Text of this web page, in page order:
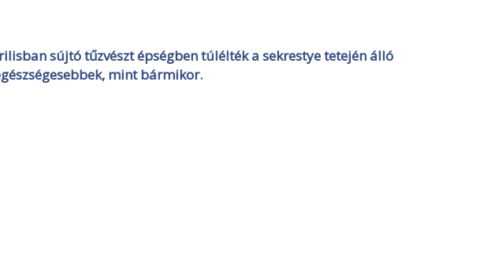
sújtó tűzvészt épségben túlélték a sekrestye tetején álló
mint bármikor.